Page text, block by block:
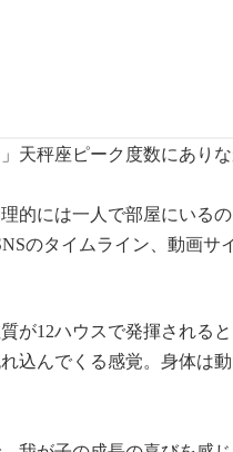
天秤座ピーク度数にあり
的には一人で部屋にいる
のタイムライン、動画
が12ハウスで発揮される
込んでくる感覚。身体は